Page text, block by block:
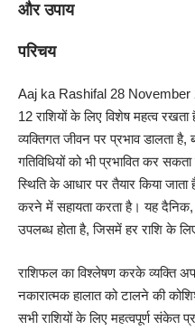
और उपाय
परिचय
Aaj ka Rashifal 28 November
12 राशियों के लिए विशेष महत्व
व्यक्तिगत जीवन पर प्रभाव डालता
गतिविधियों को भी प्रभावित कर
स्थिति के आधार पर तैयार किया जाता
करने में सहायता करता है। यह
उपलब्ध होता है, जिसमें हर राशि के
राशिफल का विश्लेषण करके व्यक्ति
नकारात्मक हालात को टालने की
सभी राशियों के लिए महत्वपूर्ण संकेत